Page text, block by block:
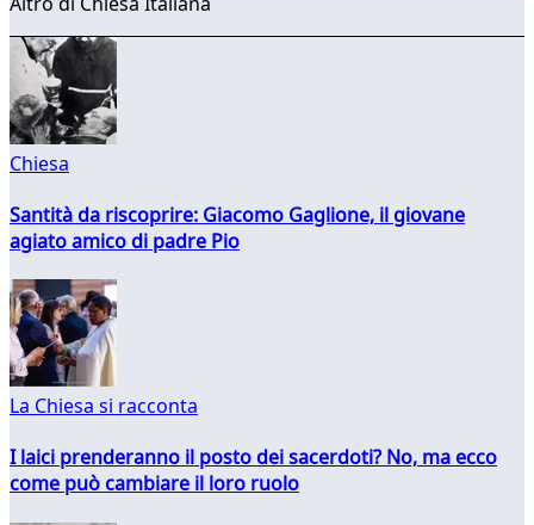
Chiesa
Santità da riscoprire: Giacomo Gaglione, il giovane
agiato amico di padre Pio
La Chiesa si racconta
I laici prenderanno il posto dei sacerdoti? No, ma ecco
come può cambiare il loro ruolo